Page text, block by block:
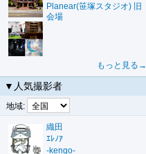
Planear(笹塚スタジオ) 旧
会場
もっと見る→
▼人気撮影者
地域:
織田
ｴﾚﾉｱ
-kengo-